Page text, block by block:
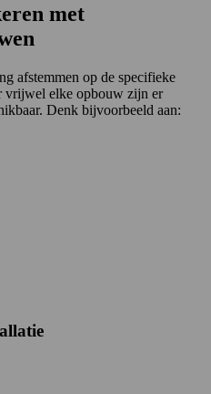
met
afstemmen op de specifieke
vrijwel elke opbouw zijn er
Denk bijvoorbeeld aan: